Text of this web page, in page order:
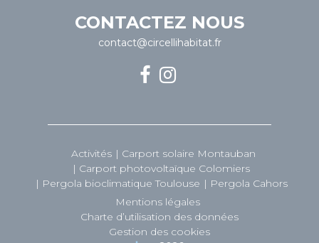
CONTACTEZ NOUS
contact@circellihabitat.fr
Activités
Carport solaire Montauban
Carport photovoltaïque Colomiers
Pergola bioclimatique Toulouse
Pergola Cahors
Mentions légales
Charte d’utilisation des données
Gestion des cookies